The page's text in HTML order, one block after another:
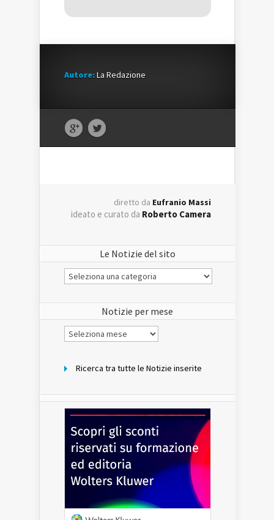
Autore:La Redazione
diretto da Eufranio Massi
ideato e curato da Roberto Camera
Le Notizie del sito
Le
Notizie
Notizie per mese
Notizie
per
Ricerca tra tutte le Notizie inserite